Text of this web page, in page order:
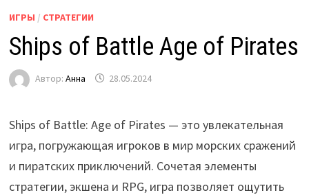
ИГРЫ / СТРАТЕГИИ
Ships of Battle Age of Pirates
Автор: Анна 28.05.2024
Ships of Battle: Age of Pirates — это увлекательная
игра, погружающая игроков в мир морских сражений
и пиратских приключений. Сочетая элементы
стратегии, экшена и RPG, игра позволяет ощутить